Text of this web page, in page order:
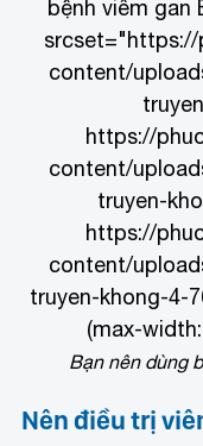
bệnh viêm
content/
https://
content/
truyen-
https://
content/
truyen-khong-4-
(max-
Bạn nên dùng
Nên điều trị